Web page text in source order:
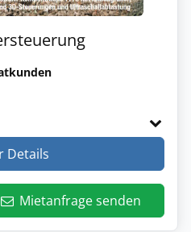
Details
Mietanfrage senden